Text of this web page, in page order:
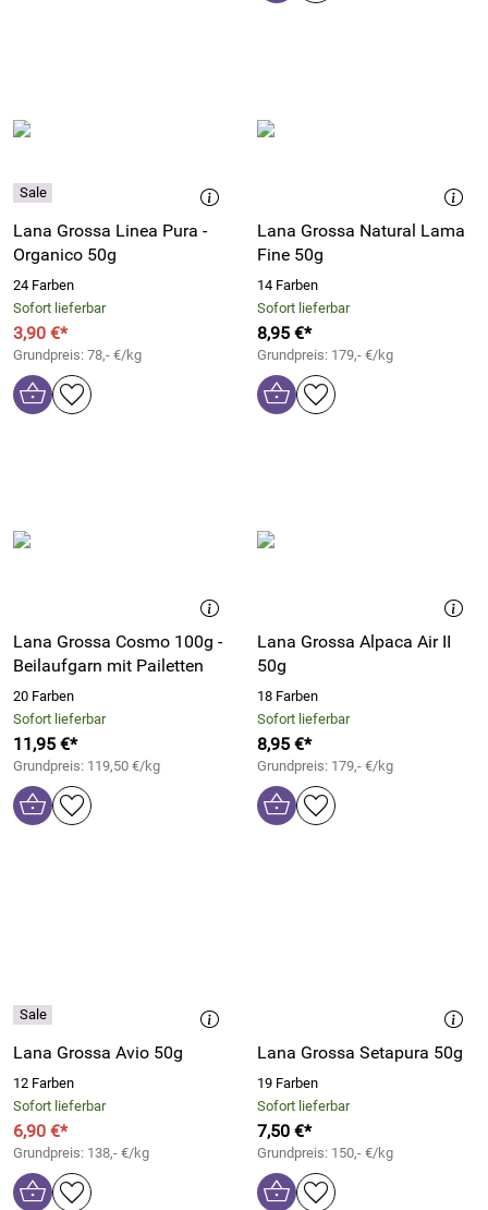
Lana Grossa Linea Pura -
Organico 50g
24 Farben
Sofort lieferbar
3,90 €*
Grundpreis: 78,- €/kg
Lana Grossa Natural Lama
Fine 50g
14 Farben
Sofort lieferbar
8,95 €*
Grundpreis: 179,- €/kg
Lana Grossa Cosmo 100g -
Beilaufgarn mit Pailetten
20 Farben
Sofort lieferbar
11,95 €*
Grundpreis: 119,50 €/kg
Lana Grossa Alpaca Air II
50g
18 Farben
Sofort lieferbar
8,95 €*
Grundpreis: 179,- €/kg
Lana Grossa Avio 50g
12 Farben
Sofort lieferbar
6,90 €*
Grundpreis: 138,- €/kg
Lana Grossa Setapura 50g
19 Farben
Sofort lieferbar
7,50 €*
Grundpreis: 150,- €/kg